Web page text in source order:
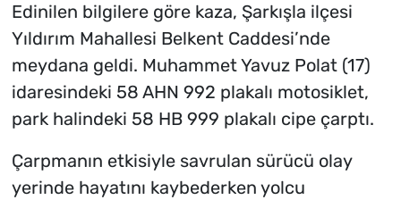
Edinilen bilgilere göre kaza, Şarkışla ilçesi
Yıldırım Mahallesi Belkent Caddesi’nde
meydana geldi. Muhammet Yavuz Polat (17)
idaresindeki 58 AHN 992 plakalı motosiklet,
park halindeki 58 HB 999 plakalı cipe çarptı.
Çarpmanın etkisiyle savrulan sürücü olay
yerinde hayatını kaybederken yolcu